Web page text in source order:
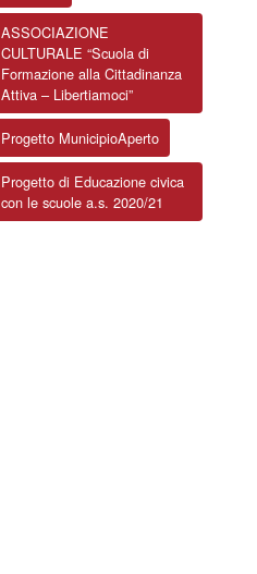
ASSOCIAZIONE
CULTURALE “Scuola di
Formazione alla Cittadinanza
Attiva – Libertiamoci”
Progetto MunicipioAperto
Progetto di Educazione civica
con le scuole a.s. 2020/21